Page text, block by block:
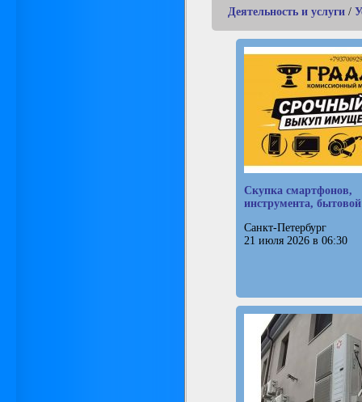
Деятельность и услуги /
Скупка смартфонов,
инструмента,
Санкт-Петербург
21 июля 2026 в 06:30